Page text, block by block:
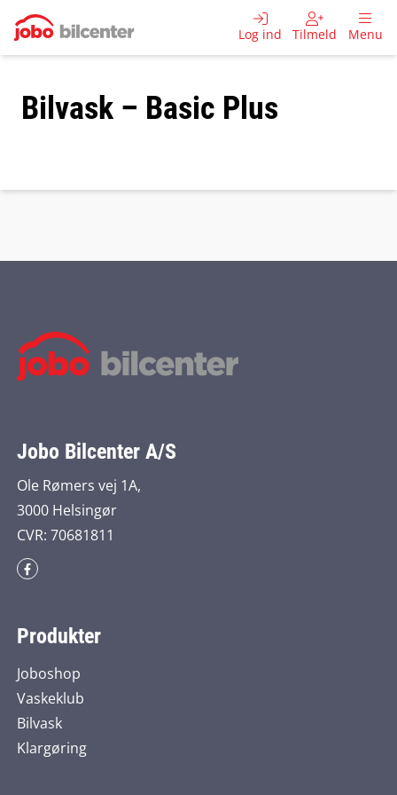
Log ind Tilmeld Menu
Bilvask – Basic Plus
Jobo Bilcenter A/S
Ole Rømers vej 1A,
3000 Helsingør
CVR: 70681811
Produkter
Joboshop
Vaskeklub
Bilvask
Klargøring